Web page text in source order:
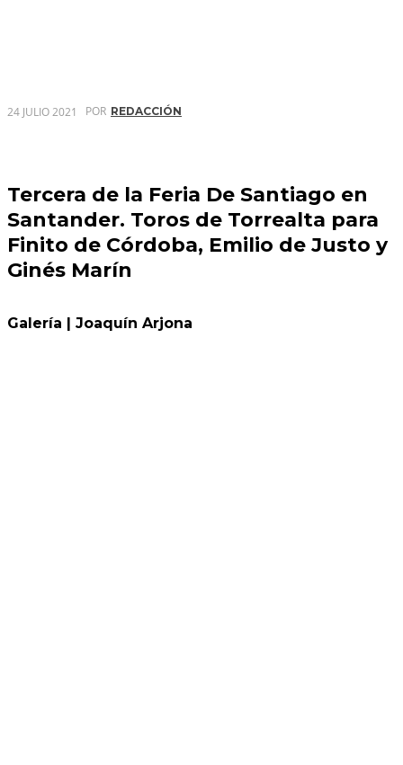
24 JULIO 2021 POR REDACCIÓN
Tercera de la Feria De Santiago en
Santander. Toros de Torrealta para
Finito de Córdoba, Emilio de Justo y
Ginés Marín
Galería | Joaquín Arjona